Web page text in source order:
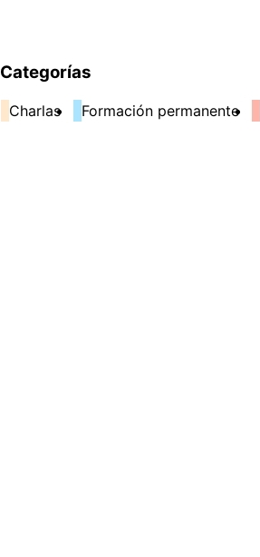
Categorías
Charlas Formación permanente